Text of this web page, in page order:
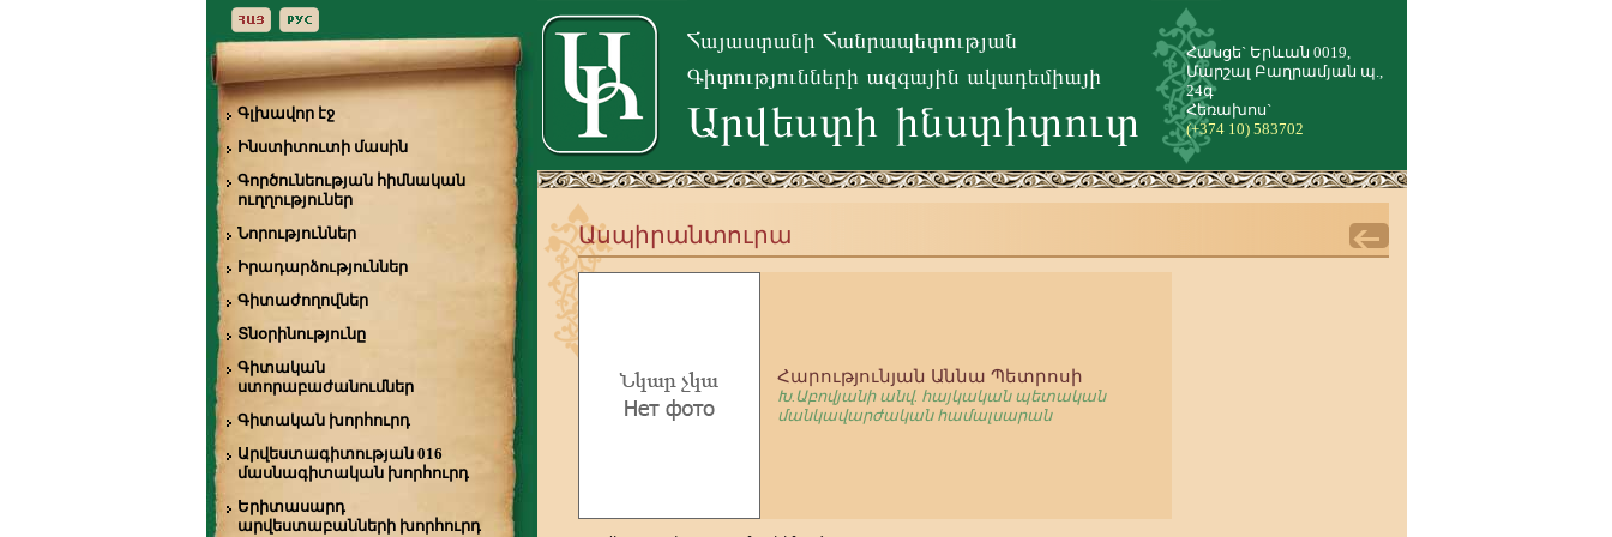
Գլխավոր էջ
Ինստիտուտի մասին
Գործունեության հիմնական
ուղղություներ
Նորություններ
Իրադարձություններ
Գիտաժողովներ
Տնօրինությունը
Գիտական
ստորաբաժանումներ
Գիտական խորհուրդ
Արվեստագիտության 016
մասնագիտական խորհուրդ
Երիտասարդ
արվեստաբանների խորհուրդ
Հասցե` Երևան 0019,
Մարշալ Բաղրամյան պ.,
24գ
Հեռախոս`
(+374 10) 583702
Ասպիրանտուրա
Հարությունյան Աննա Պետրոսի
Խ.Աբովյանի անվ. հայկական պետական
մանկավարժական համալսարան